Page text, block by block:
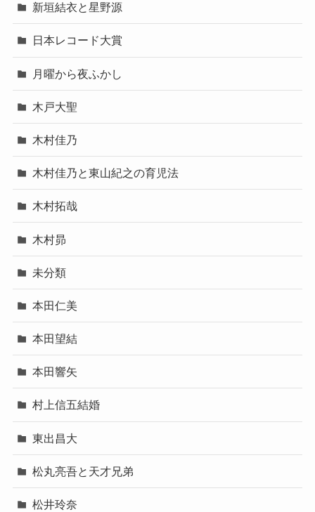
新垣結衣と星野源
日本レコード大賞
月曜から夜ふかし
木戸大聖
木村佳乃
木村佳乃と東山紀之の育児法
木村拓哉
木村昴
未分類
本田仁美
本田望結
本田響矢
村上信五結婚
東出昌大
松丸亮吾と天才兄弟
松井玲奈